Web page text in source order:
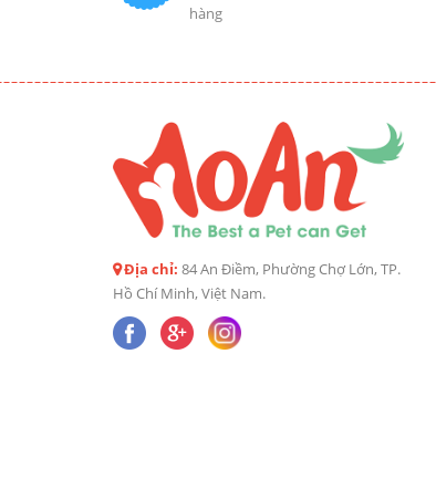
hàng
Địa chỉ: 84 An Điềm, Phường Chợ Lớn, TP.
Hồ Chí Minh, Việt Nam.